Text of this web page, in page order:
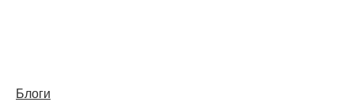
Блоги